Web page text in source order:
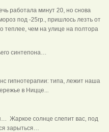
работала минут 20, но снова
под -25гр., пришлось лезть от
теплее, чем на улице на полтора
синтепона…
гипнотерапии: типа, лежит наша
в Ницце...
Жаркое солнце слепит вас, под
зарыться…